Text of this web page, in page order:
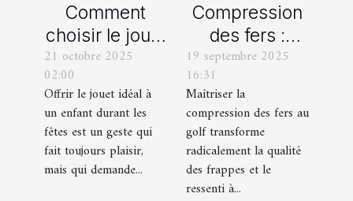
Comment
choisir le jouet
parfait pour
chaque âge
durant les
fêtes ?
21 octobre 2025
02:00
Offrir le jouet idéal à
un enfant durant les
fêtes est un geste qui
fait toujours plaisir,
mais qui demande...
Compression
des fers :
comment
obtenir des
frappes plus
solides ?
19 septembre 2025
16:31
Maîtriser la
compression des fers au
golf transforme
radicalement la qualité
des frappes et le
ressenti à...